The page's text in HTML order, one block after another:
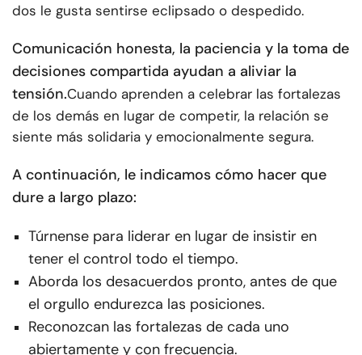
dos le gusta sentirse eclipsado o despedido.
Comunicación honesta, la paciencia y la toma de
decisiones compartida ayudan a aliviar la
tensión.Cuando aprenden a celebrar las fortalezas
de los demás en lugar de competir, la relación se
siente más solidaria y emocionalmente segura.
A continuación, le indicamos cómo hacer que
dure a largo plazo:
Túrnense para liderar en lugar de insistir en
tener el control todo el tiempo.
Aborda los desacuerdos pronto, antes de que
el orgullo endurezca las posiciones.
Reconozcan las fortalezas de cada uno
abiertamente y con frecuencia.